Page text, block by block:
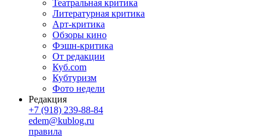
Театральная критика
Литературная критика
Арт-критика
Обзоры кино
Фэшн-критика
От редакции
Куб.com
Кубтуризм
Фото недели
Редакция
+7 (918) 239-88-84
edem@kublog.ru
правила